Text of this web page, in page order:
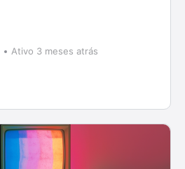
Ativo 3 meses atrás